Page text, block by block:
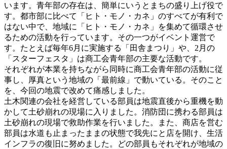
います。青年部の存在は、簡単にいうとまちの盛り上げ役で
す。都市部に比べて「ヒト・モノ・カネ」のすべてが有利で
はない中で、地域に「ヒト・モノ・カネ」を集めて循環させ
るための活動を行っています。その一つがイベント運営で
す。たとえば毎年6月に実施する「田舎まつり」や、2月の
「スターフェスタ」は商工会青年部の主要な活動です。
それぞれが本業を持ちながら同時に商工会青年部の活動に従
事し、厚真という地域の「最前線」で動いている。そのこと
を、今回の地震で改めて痛感しました。
土木関連の会社を経営している部員は地震直後から重機を動
かして土砂崩れの現場に入りました。消防団に携わる部員は
土砂崩れの現場で救助作業を行いました。また、商店を営む
部員は水道も止まったままの状態で我先にと店を開け、生活
インフラの復旧に努めました。どの部員もそれぞれが地域の